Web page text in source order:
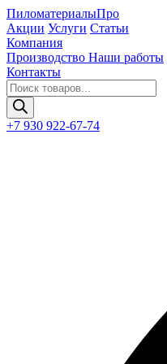
ПиломатериалыПро
Акции Услуги Статьи
Компания
Производство Наши работы
Контакты
Поиск
товаров
+7 930 922-67-74